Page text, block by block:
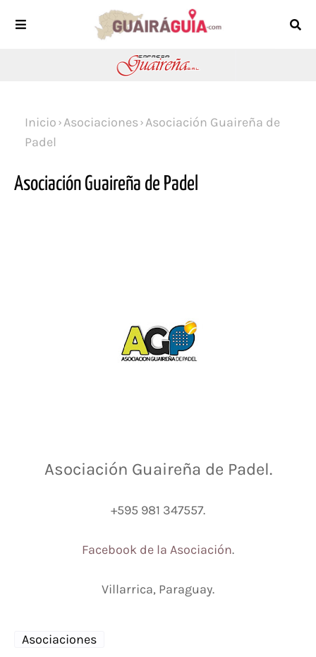
Inicio Asociaciones Asociación Guaireña de
Padel
Asociación Guaireña de Padel
Asociación Guaireña de Padel.
+595 981 347557.
Facebook de la Asociación.
Villarrica, Paraguay.
Asociaciones